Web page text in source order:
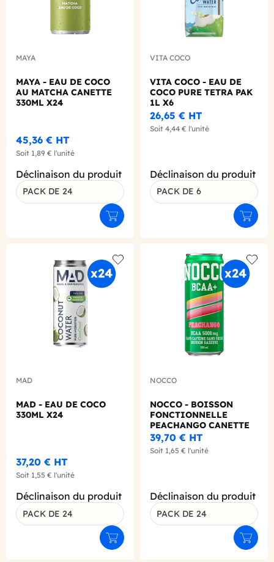
MAYA
MAYA - EAU DE COCO
AU MATCHA CANETTE
330ML X24
45,36 € HT
Soit 1,89 € l'unité
Déclinaison du produit
PACK DE 24
Ajouter au panier
VITA COCO
VITA COCO - EAU DE
COCO PURE TETRA PAK
1L X6
26,65 € HT
Soit 4,44 € l'unité
Déclinaison du produit
PACK DE 6
Add to wishlist
MAD
MAD - EAU DE COCO
330ML X24
37,20 € HT
Soit 1,55 € l'unité
Déclinaison du produit
PACK DE 24
Ajouter au panier
Add
NOCCO
NOCCO - BOISSON
FONCTIONNELLE
PEACHANGO CANETTE
330ML X24
39,70 € HT
Soit 1,65 € l'unité
Déclinaison du produit
PACK DE 24